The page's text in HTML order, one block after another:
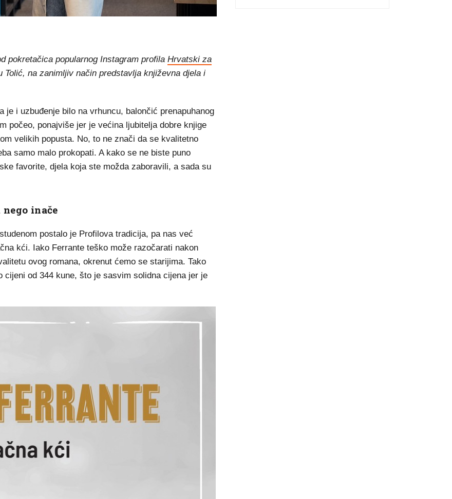
pokretačica popularnog Instagram profila Hrvatski za
Tolić, na zanimljiv način predstavlja književna djela i
i uzbuđenje bilo na vrhuncu, balončić prenapuhanog
počeo, ponajviše jer je većina ljubitelja dobre knjige
velikih popusta. No, to ne znači da se kvalitetno
samo malo prokopati. A kako se ne biste puno
favorite, djela koja ste možda zaboravili, a sada su
inače
postalo je Profilova tradicija, pa nas već
kći. Iako Ferrante teško može razočarati nakon
ovog romana, okrenut ćemo se starijima. Tako
od 344 kune, što je sasvim solidna cijena jer je